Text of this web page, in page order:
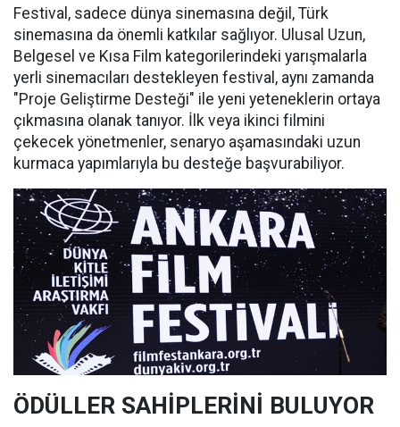
Festival, sadece dünya sinemasına değil, Türk
sinemasına da önemli katkılar sağlıyor. Ulusal Uzun,
Belgesel ve Kısa Film kategorilerindeki yarışmalarla
yerli sinemacıları destekleyen festival, aynı zamanda
"Proje Geliştirme Desteği" ile yeni yeteneklerin ortaya
çıkmasına olanak tanıyor. İlk veya ikinci filmini
çekecek yönetmenler, senaryo aşamasındaki uzun
kurmaca yapımlarıyla bu desteğe başvurabiliyor.
ÖDÜLLER SAHİPLERİNİ BULUYOR